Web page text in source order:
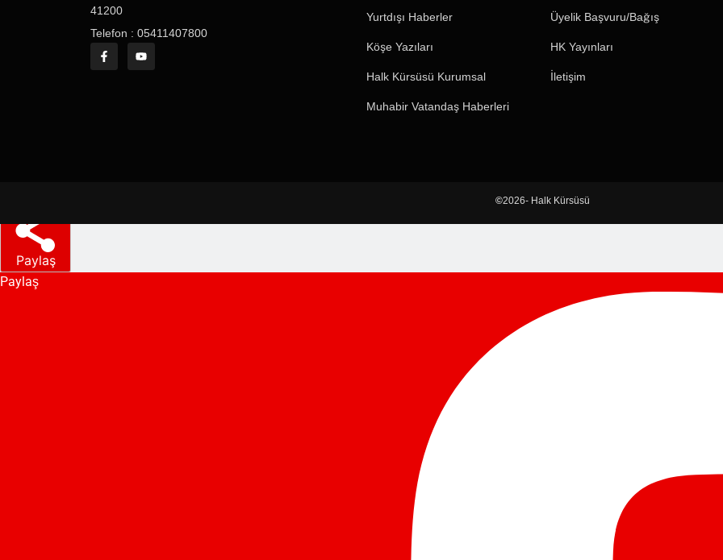
41200
Telefon : 05411407800
Yurtdışı Haberler
Köşe Yazıları
Halk Kürsüsü Kurumsal
Muhabir Vatandaş Haberleri
Üyelik Başvuru/Bağış
HK Yayınları
İletişim
©2026- Halk Kürsüsü
Paylaş
Paylaş